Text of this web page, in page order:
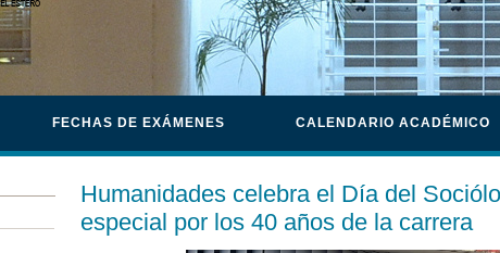
FECHAS DE EXÁMENES CALENDARIO ACADÉMICO
Humanidades celebra el Día del
especial por los 40 años de la carrera